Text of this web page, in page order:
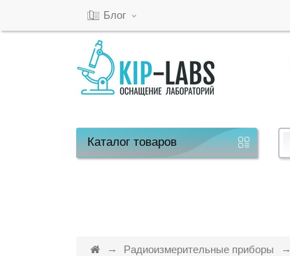
Блог
Каталогтоваров
Радиоизмерительные приборы